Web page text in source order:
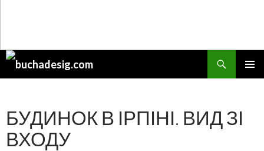
Поиск
БУДИНОК В ІРПІНІ. ВИД ЗІ
ВХОДУ